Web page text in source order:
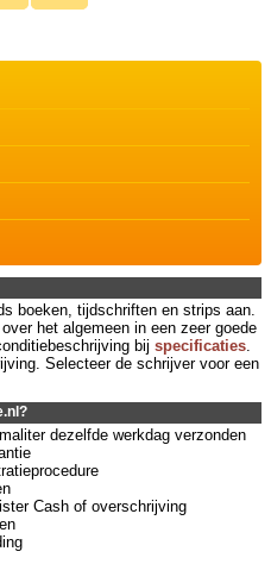
boeken, tijdschriften en strips aan.
het algemeen in een zeer goede
bij specificaties
Selecteer de schrijver voor een
dezelfde werkdag verzonden
Cash of overschrijving